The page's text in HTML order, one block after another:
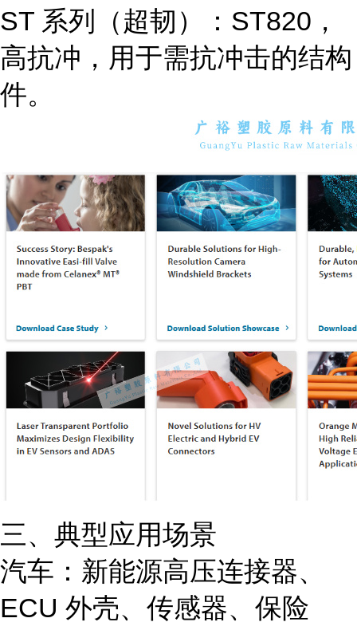
ST 系列（超韧）
：ST820，
高抗冲，用于需抗冲击的结构
件。
三、典型应用场景
汽车 ：新能源高压连接器、
ECU 外壳、传感器、保险